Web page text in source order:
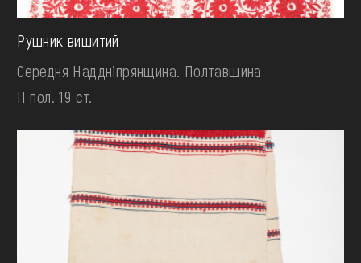
Рушник вишитий
Середня Наддніпрянщина. Полтавщина
II пол. 19 ст.